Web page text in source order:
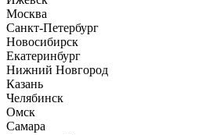
Москва
Санкт-Петербург
Новосибирск
Екатеринбург
Нижний Новгород
Казань
Челябинск
Омск
Самара